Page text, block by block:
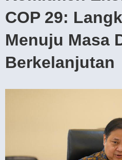
COP 29:
Menuju Masa
Berkelanjutan